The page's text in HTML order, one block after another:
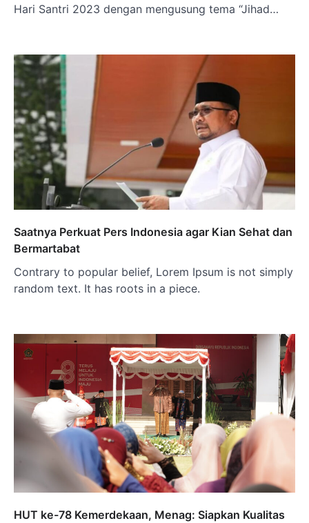
Hari Santri 2023 dengan mengusung tema “Jihad…
Saatnya Perkuat Pers Indonesia agar Kian Sehat dan
Bermartabat
Contrary to popular belief, Lorem Ipsum is not simply
random text. It has roots in a piece.
HUT ke-78 Kemerdekaan, Menag: Siapkan Kualitas